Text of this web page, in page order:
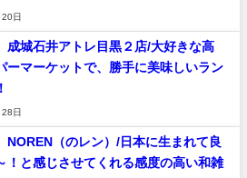
日
成城石井アトレ目黒２店/大好きな高
ーマーケットで、勝手に美味しいラン
日
NOREN（のレン）/日本に生まれて良
！と感じさせてくれる感度の高い和雑